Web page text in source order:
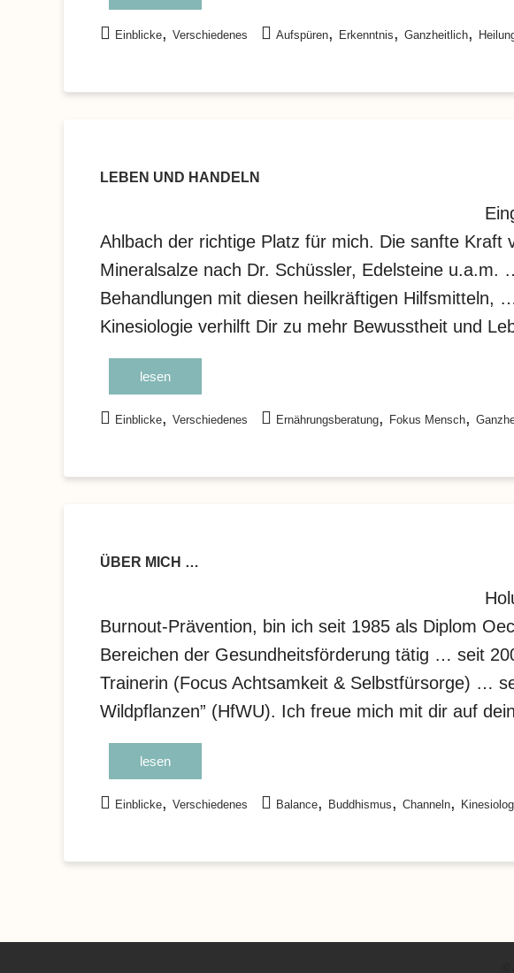
Einblicke, Verschiedenes Aufspüren, Erkenntnis, Ganzheitlich,
LEBEN UND HANDELN
Ahlbach der richtige Platz für mich. Die sanfte Kraft
Mineralsalze nach Dr. Schüssler, Edelsteine
Behandlungen mit diesen heilkräftigen Hilfsmitteln,
Kinesiologie verhilft Dir zu mehr Bewusstheit und
lesen
Einblicke, Verschiedenes Ernährungsberatung, Fokus Mensch,
ÜBER MICH …
Burnout-Prävention, bin ich seit 1985 als Diplom
Bereichen der Gesundheitsförderung tätig … seit
Trainerin (Focus Achtsamkeit & Selbstfürsorge) …
Wildpflanzen” (HfWU). Ich freue mich mit dir auf
lesen
Einblicke, Verschiedenes Balance, Buddhismus, Channeln,